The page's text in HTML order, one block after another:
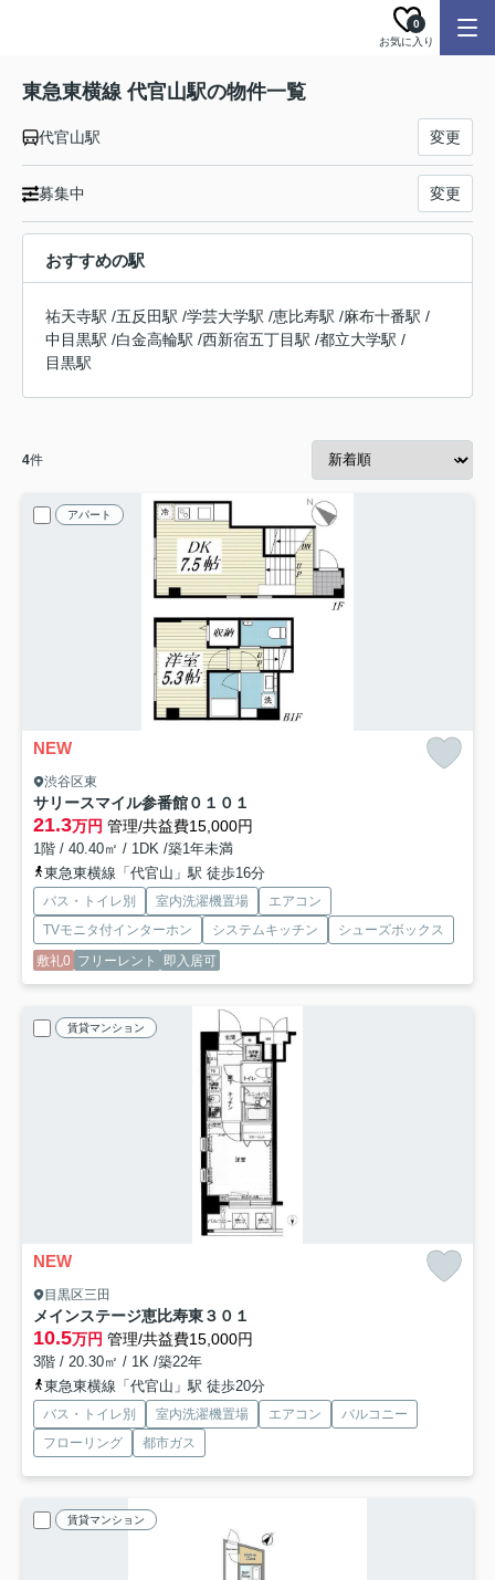
お気に入り
0
東急東横線 代官山駅の物件一覧
代官山駅 変更
募集中 変更
おすすめの駅
祐天寺駅 /五反田駅 /学芸大学駅 /恵比寿駅 /麻布十番駅 /
中目黒駅 /白金高輪駅 /西新宿五丁目駅 /都立大学駅 /
目黒駅
4件
アパート
NEW
渋谷区東
サリースマイル参番館０１０１
21.3万円 管理/共益費15,000円
1階 / 40.40㎡ / 1DK /築1年未満
東急東横線「代官山」駅 徒歩16分
バス・トイレ別 室内洗濯機置場
エアコン
TVモニタ付インターホン
システムキッチン
シューズボックス
敷礼0 フリーレント 即入居可
賃貸マンション
NEW
目黒区三田
メインステージ恵比寿東３０１
10.5万円 管理/共益費15,000円
3階 / 20.30㎡ / 1K /築22年
東急東横線「代官山」駅 徒歩20分
バス・トイレ別 室内洗濯機置場 エアコン
バルコニー
フローリング
都市ガス
賃貸マンション